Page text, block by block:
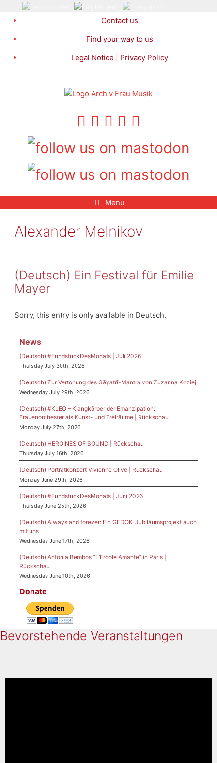
Contact us
Find your way to us
Legal Notice | Privacy Policy
Menu
Alexander Melnikov
(Deutsch) Ein Festival für Emilie
Mayer
Sorry, this entry is only available in Deutsch.
News
(Deutsch) #FundstückDesMonats | Juli 2026
Thursday July 30th, 2026
(Deutsch) Zur Vertonung des Gāyatrī-Mantra von Zuzanna Koziej
Wednesday July 29th, 2026
(Deutsch) #KLEO – Klangkörper der Emanzipation:
Frauenorchester als Kunst- und Freiräume | Rückschau
Monday July 27th, 2026
(Deutsch) HEROINES OF SOUND | Rückschau
Thursday July 16th, 2026
(Deutsch) Porträtkonzert Vivienne Olive | Rückschau
Monday June 29th, 2026
(Deutsch) #FundstückDesMonats | Juni 2026
Thursday June 25th, 2026
(Deutsch) Always and forever: Ein GEDOK-Jubiläumsprojekt auch
mit uns
Wednesday June 17th, 2026
(Deutsch) Antonia Bembos “L’Ercole Amante” in Paris |
Rückschau
Wednesday June 10th, 2026
Donate
Bevorstehende Veranstaltungen